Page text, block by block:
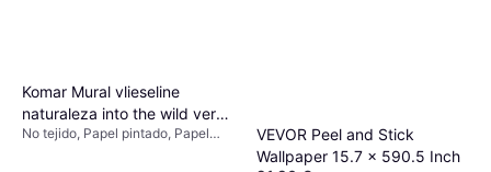
Komar Mural vlieseline
naturaleza into the wild verde
de 368 x 248 cm
No tejido, Papel pintado, Papel
VEVOR Peel and Stick
Wallpaper 15.7 x 590.5 Inch